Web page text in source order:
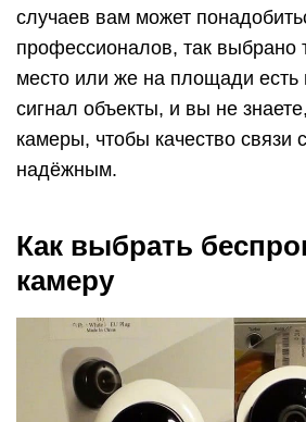
случаев вам может
профессионалов, так выбрано
место или же на площади
сигнал объекты, и вы не
камеры, чтобы качество связи
надёжным.
Как выбрать
камеру